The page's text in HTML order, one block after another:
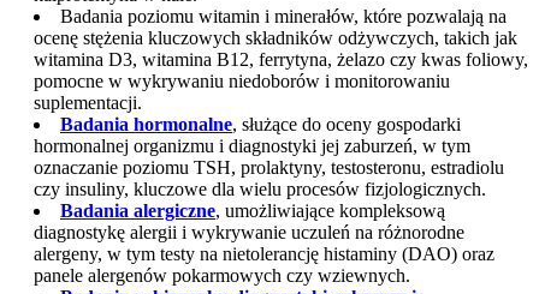
Badania poziomu witamin i minerałów, które pozwalają na
ocenę stężenia kluczowych składników odżywczych, takich jak
witamina D3, witamina B12, ferrytyna, żelazo czy kwas foliowy,
pomocne w wykrywaniu niedoborów i monitorowaniu
suplementacji.
Badania hormonalne, służące do oceny gospodarki
hormonalnej organizmu i diagnostyki jej zaburzeń, w tym
oznaczanie poziomu TSH, prolaktyny, testosteronu, estradiolu
czy insuliny, kluczowe dla wielu procesów fizjologicznych.
Badania alergiczne, umożliwiające kompleksową
diagnostykę alergii i wykrywanie uczuleń na różnorodne
alergeny, w tym testy na nietolerancję histaminy (DAO) oraz
panele alergenów pokarmowych czy wziewnych.